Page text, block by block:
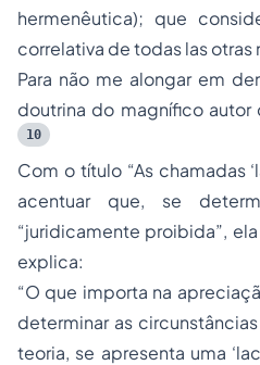
hermenêutica); que
correlativa de todas las otras
Para não me alongar em
doutrina do magnífico
10
Com o título “As chamadas ‘
acentuar que, se
“juridicamente proibida”,
explica:
“O que importa na
determinar as
teoria, se apresenta uma